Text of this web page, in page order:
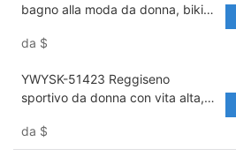
bagno alla moda da donna, bikini
costume da bagno ecologico,
riciclato
da $
YWYSK-51423 Reggiseno
sportivo da donna con vita alta,
sportivo, set da yoga, traspirante,
ecologico
da $